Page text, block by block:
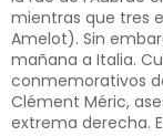
mientras que tres
Amelot). Sin
mañana a Italia.
conmemorativos
Clément Méric,
extrema derecha.